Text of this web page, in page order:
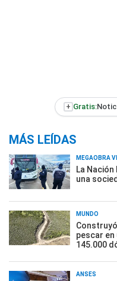
+ Gratis:
MÁS LEÍDAS
MEGAOBRA
La
una
MUNDO
pescar en
145.000
ANSES